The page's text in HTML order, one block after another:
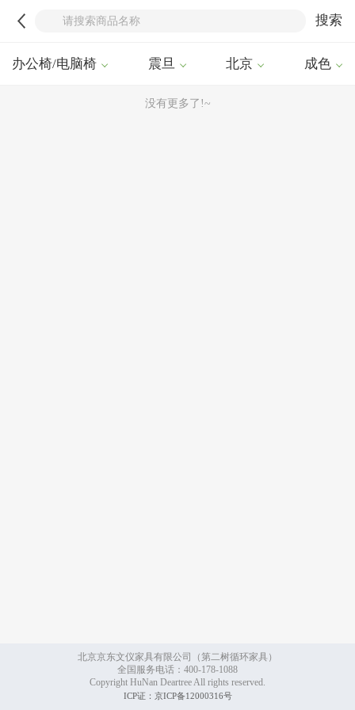
搜索
办公椅/电脑椅 震旦 北京 成色
没有更多了!~
北京京东文仪家具有限公司（第二树循环家具）
全国服务电话：400-178-1088
Copyright HuNan Deartree All rights reserved.
ICP证：京ICP备12000316号